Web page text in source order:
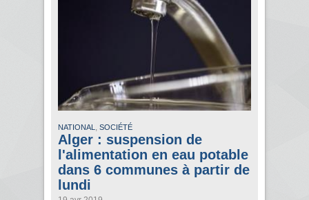
NATIONAL , SOCIÉTÉ
Alger : suspension de
l'alimentation en eau potable
dans 6 communes à partir de
lundi